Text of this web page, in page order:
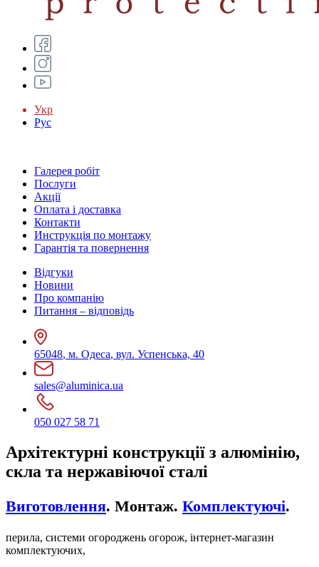
Укр
Рус
Галерея робіт
Послуги
Акції
Оплата і доставка
Контакти
Инструкція по монтажу
Гарантія та повернення
Відгуки
Новини
Про компанію
Питання – відповідь
65048, м. Одеса, вул. Успенська, 40
sales@aluminica.ua
050 027 58 71
Архітектурні конструкції з алюмінію,
скла та нержавіючої сталі
Виготовлення. Монтаж. Комплектуючі.
перила, системи огороджень огорож, інтернет-магазин
комплектуючих,